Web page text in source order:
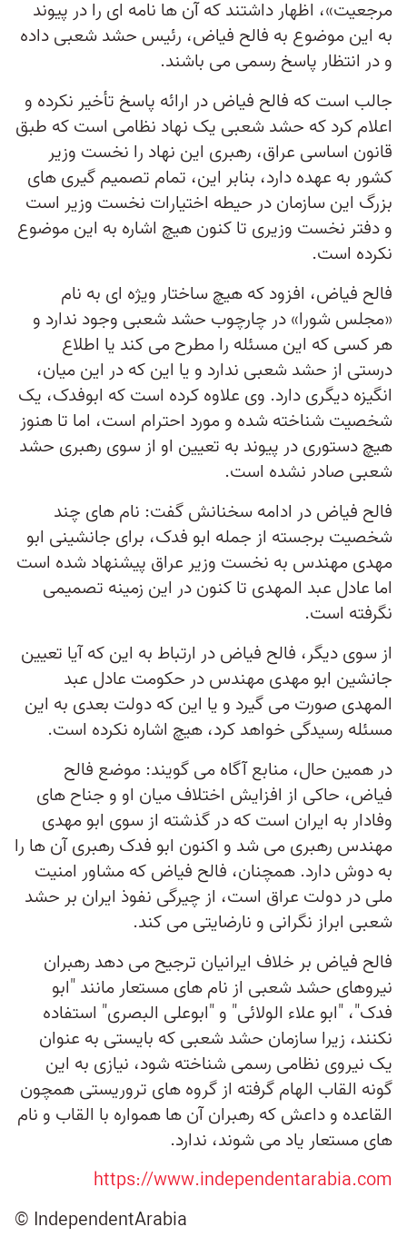
مرجعیت»، اظهار داشتند که آن ها نامه ای را در پیوند
به این موضوع به فالح فیاض، رئیس حشد شعبی داده
و در انتظار پاسخ رسمی می باشند.
جالب است که فالح فیاض در ارائه پاسخ تأخیر نکرده و
اعلام کرد که حشد شعبی یک نهاد نظامی است که طبق
قانون اساسی عراق، رهبری این نهاد را نخست وزیر
کشور به عهده دارد، بنابر این، تمام تصمیم گیری های
بزرگ این سازمان در حیطه اختیارات نخست وزیر است
و دفتر نخست وزیری تا کنون هیچ اشاره به این موضوع
نکرده است.
فالح فیاض، افزود که هیچ ساختار ویژه ای به نام
«مجلس شورا» در چارچوب حشد شعبی وجود ندارد و
هر کسی که این مسئله را مطرح می کند یا اطلاع
درستی از حشد شعبی ندارد و یا این که در این میان،
انگیزه دیگری دارد. وی علاوه کرده است که ابوفدک، یک
شخصیت شناخته شده و مورد احترام است، اما تا هنوز
هیچ دستوری در پیوند به تعیین او از سوی رهبری حشد
شعبی صادر نشده است.
فالح فیاض در ادامه سخنانش گفت: نام های چند
شخصیت برجسته از جمله ابو فدک، برای جانشینی ابو
مهدی مهندس به نخست وزیر عراق پیشنهاد شده است
اما عادل عبد المهدی تا کنون در این زمینه تصمیمی
نگرفته است.
از سوی دیگر، فالح فیاض در ارتباط به این که آیا تعیین
جانشین ابو مهدی مهندس در حکومت عادل عبد
المهدی صورت می گیرد و یا این که دولت بعدی به این
مسئله رسیدگی خواهد کرد، هیچ اشاره نکرده است.
در همین حال، منابع آگاه می گویند: موضع فالح
فیاض، حاکی از افزایش اختلاف میان او و جناح های
وفادار به ایران است که در گذشته از سوی ابو مهدی
مهندس رهبری می شد و اکنون ابو فدک رهبری آن ها را
به دوش دارد. همچنان، فالح فیاض که مشاور امنیت
ملی در دولت عراق است، از چیرگی نفوذ ایران بر حشد
شعبی ابراز نگرانی و نارضایتی می کند.
فالح فیاض بر خلاف ایرانیان ترجیح می دهد رهبران
نیروهای حشد شعبی از نام های مستعار مانند "ابو
فدک"، "ابو علاء الولائی" و "ابوعلی البصری" استفاده
نکنند، زیرا سازمان حشد شعبی که بایستی به عنوان
یک نیروی نظامی رسمی شناخته شود، نیازی به این
گونه القاب الهام گرفته از گروه های تروریستی همچون
القاعده و داعش که رهبران آن ها همواره با القاب و نام
های مستعار یاد می شوند، ندارد.
https://www.independentarabia.com
© IndependentArabia